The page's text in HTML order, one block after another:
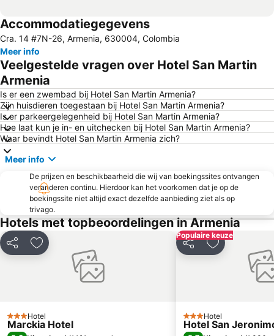
Accommodatiegegevens
Cra. 14 #7N-26, Armenia, 630004, Colombia
Meer info
Veelgestelde vragen over Hotel San Martin
Armenia
Is er een zwembad bij Hotel San Martin Armenia?
Zijn huisdieren toegestaan bij Hotel San Martin Armenia?
Is er parkeergelegenheid bij Hotel San Martin Armenia?
Hoe laat kun je in- en uitchecken bij Hotel San Martin Armenia?
Waar bevindt Hotel San Martin Armenia zich?
Meer info
De prijzen en beschikbaarheid die wij van boekingssites ontvangen
veranderen continu. Hierdoor kan het voorkomen dat je op de
boekingssite niet altijd exact dezelfde aanbieding ziet als op
trivago.
Hotels met topbeoordelingen in Armenia
Delen Toevoegen aan favorieten
3 Sterren
Hotel
Marckia Hotel
Populaire keuze
Delen Toevoegen
3 Sterren
Hotel
Hotel San